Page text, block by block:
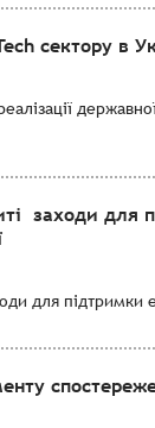
сектору в
заходи для
для підтримки